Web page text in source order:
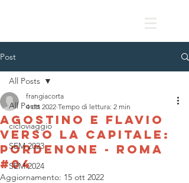
Post
All Posts
cicloviaggio
SEM 2023
SEM 2024
All Posts
Agostino e flavio
verso la capitale:
Pordenone - Roma
#04
frangiacorta
4 ott 2022 Tempo di lettura: 2 min
Aggiornamento: 15 ott 2022